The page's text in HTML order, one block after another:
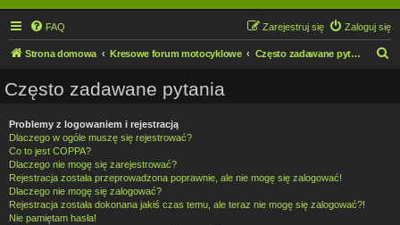
FAQ Zaloguj się
Zarejestruj się
Strona domowa Kresowe forum motocyklowe Często zadawane pytania
Często zadawane pytania
Problemy z logowaniem i rejestracją
Dlaczego w ogóle muszę się rejestrować?
Co to jest COPPA?
Dlaczego nie mogę się zarejestrować?
Rejestracja została przeprowadzona poprawnie, ale nie mogę się zalogować!
Dlaczego nie mogę się zalogować?
Rejestracja została dokonana jakiś czas temu, ale teraz nie mogę się zalogować?!
Nie pamiętam hasła!